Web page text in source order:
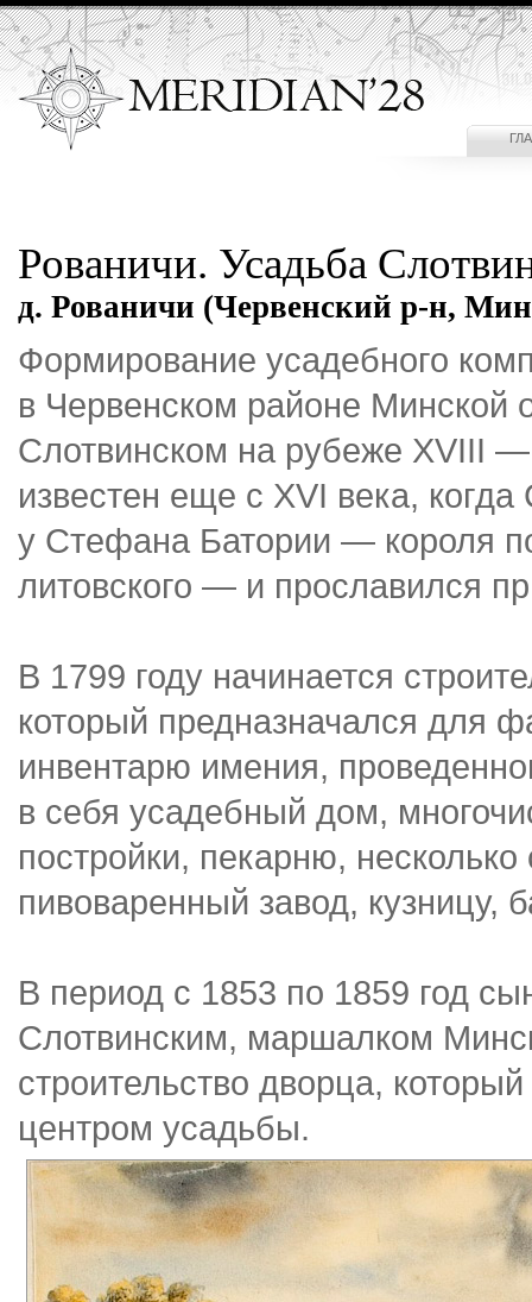
Рованичи. Усадьба
д. Рованичи (Червенский р-н,
Формирование усадебного
в Червенском районе Минской
Слотвинском на рубеже XVIII
известен еще с XVI века,
у Стефана Батории — короля
литовского — и прославился
В 1799 году начинается
который предназначался для
инвентарю имения,
в себя усадебный дом,
постройки, пекарню,
пивоваренный завод, кузницу,
В период с 1853 по 1859 год
Слотвинским, маршалком
строительство дворца,
центром усадьбы.